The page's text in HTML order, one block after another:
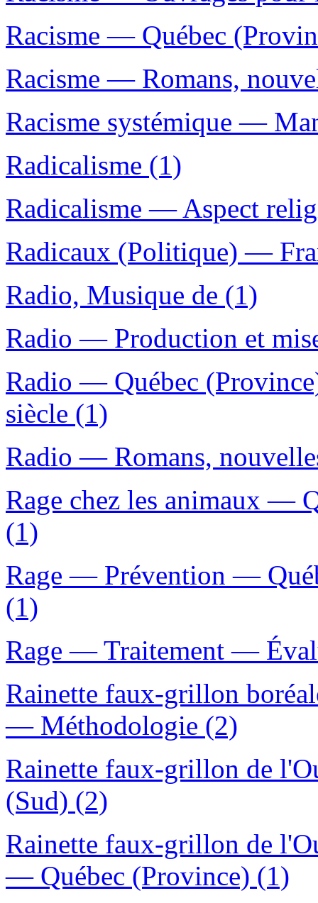
Racisme — Québec
Racisme — Romans,
Racisme systémique —
Radicalisme (1)
Radicalisme — Aspect
Radicaux (Politique) —
Radio, Musique de (1)
Radio — Production et
Radio — Québec
siècle (1)
Radio — Romans,
Rage chez les animaux —
(1)
Rage — Prévention —
(1)
Rage — Traitement —
Rainette faux-grillon
— Méthodologie (2)
Rainette faux-grillon de
(Sud) (2)
Rainette faux-grillon de
— Québec (Province) (1)